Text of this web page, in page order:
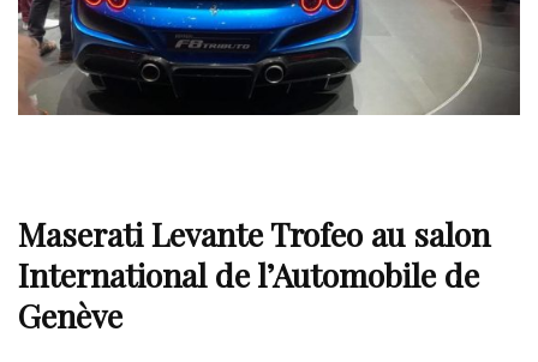
Maserati Levante Trofeo au salon
International de l’Automobile de
Genève